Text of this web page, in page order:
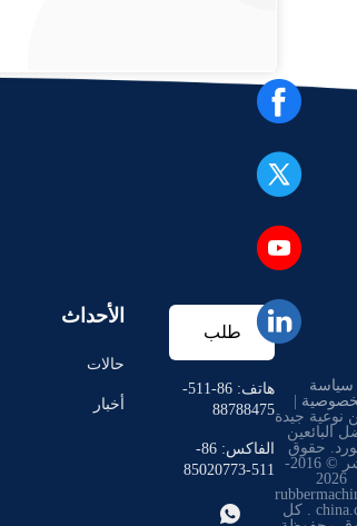
الأحداث
حالات
أخبار
طلب
اقتباس هاتف: 86-511-
88788475
الفاكس: 86-
511-85020773

سياسة
نوعية جيدة
البائعين
حقوق
النشر © 2016-
2026
china.com . كل